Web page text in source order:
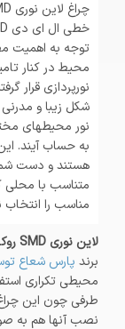
توجه به اهمیت
محیط در کنار
شکل زیبا و مدرنی
نور محیطهای
به حساب آیند.
هستند و دست شما
متناسب با محلی
مناسب را انتخاب
لاین نوری SMD روکار 20 وات پارس شعاع توس سهیل چراغ خطی
برند پارس شعاع
محیطی تکراری
طرفی چون این
نصب آنها هم به